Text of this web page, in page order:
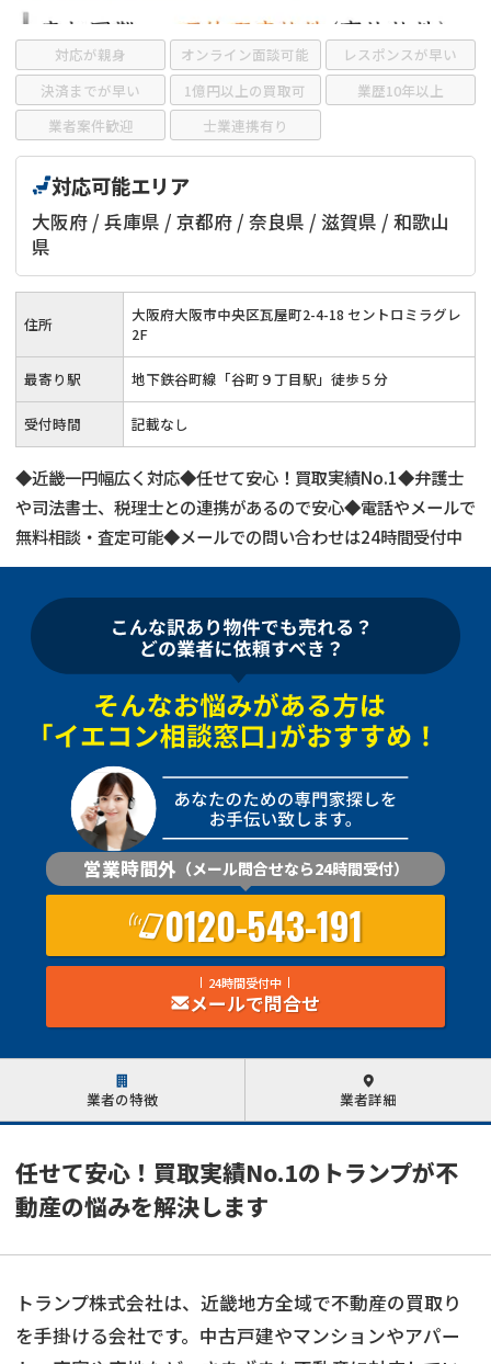
任意売却 空き家
アンケート調査
対応が親身 オンライン面談可能
レスポンスが早い
決済までが早い
1億円以上の買取可
業歴10年以上
業者案件歓迎
士業連携有り
対応可能エリア
大阪府 / 兵庫県 / 京都府 / 奈良県 / 滋賀県 / 和歌山
県
住所
大阪府大阪市中央区瓦屋町2-4-18 セントロミラグレ
2F
最寄り駅 地下鉄谷町線「谷町９丁目駅」徒歩５分
受付時間 記載なし
◆近畿一円幅広く対応◆任せて安心！買取実績No.1◆弁護士
や司法書士、税理士との連携があるので安心◆電話やメールで
無料相談・査定可能◆メールでの問い合わせは24時間受付中
営業時間外 （メール問合せなら24時間受付）
0120-543-191
24時間受付中
メールで問合せ
業者の特徴 業者詳細
任せて安心！買取実績No.1のトランプが不
動産の悩みを解決します
トランプ株式会社は、近畿地方全域で不動産の買取り
を手掛ける会社です。中古戸建やマンションやアパー